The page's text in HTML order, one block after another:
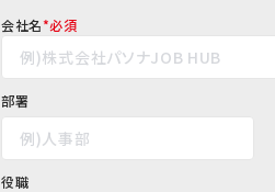
会社名*
部署
役職